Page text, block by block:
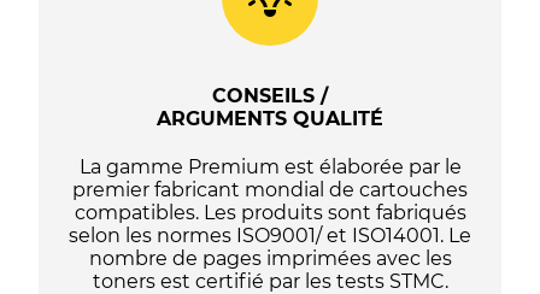
CONSEILS /
ARGUMENTS QUALITÉ
La gamme Premium est élaborée par le
premier fabricant mondial de cartouches
compatibles. Les produits sont fabriqués
selon les normes ISO9001/ et ISO14001. Le
nombre de pages imprimées avec les
toners est certifié par les tests STMC.